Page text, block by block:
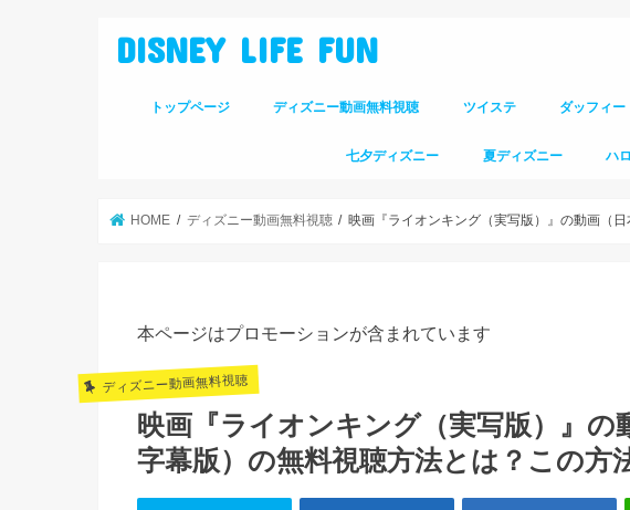
DISNEY LIFE FUN
トップページ ディズニー動画無料視聴 ツイステ ダッフィー
七夕ディズニー 夏ディズニー ハ
HOME ディズニー動画無料視聴 映画『ライオンキング（実写版）』の動画（
本ページはプロモーションが含まれています
ディズニー動画無料視聴
映画『ライオンキング（実写版）』の
字幕版）の無料視聴方法とは？この方